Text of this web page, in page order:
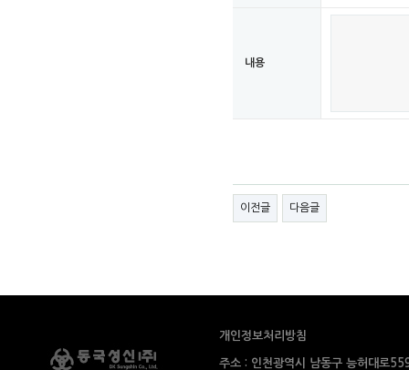
내용
이전글 다음글
개인정보처리방침
주소 : 인천광역시 남동구 능허대